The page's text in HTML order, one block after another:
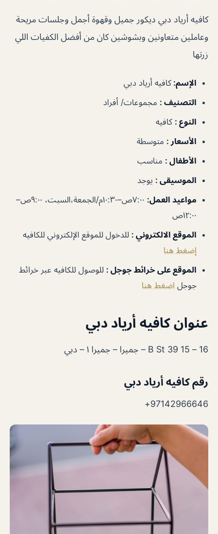
كافيه أرياد دبي ديكور جميل وقهوة أجمل وجلسات مريحة
وعاملين متعاونين وبشوشين كان من أفضل الكفيات اللي
زرتها
الإسم: كافيه أرياد دبي
التصنيف : مجموعات/ أفراد
النوع : كافيه
الأسعار : متوسطة
الأطفال : مناسب
الموسيقى : يوجد
مواعيد العمل:
٧:٠٠ص–١٠:٣٠م/الجمعة،السبت، ٩:٠٠ص–
١٢:٠٠ص
الموقع الالكتروني : للدخول للموقع الإلكتروني للكافيه
إضغط هنا
الموقع على خرائط جوجل : للوصول للكافيه عبر خرائط
جوجل اضغط هنا
عنوان كافيه أرياد دبي
16 – 15 39 B St – جميرا – جميرا ١ – دبي
رقم كافيه أرياد دبي
97142966646+